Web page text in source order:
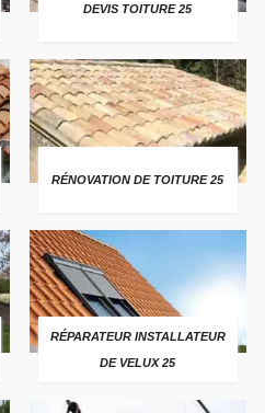
DEVIS TOITURE 25
RÉNOVATION DE TOITURE 25
RÉPARATEUR INSTALLATEUR
DE VELUX 25